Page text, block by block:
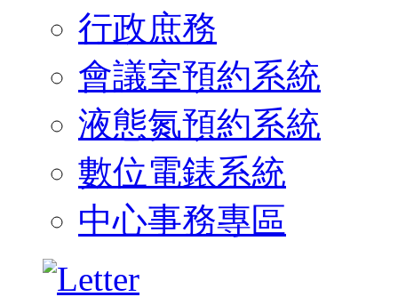
行政庶務
會議室預約系統
液態氮預約系統
數位電錶系統
中心事務專區